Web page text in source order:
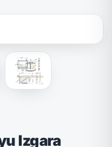
Izgara